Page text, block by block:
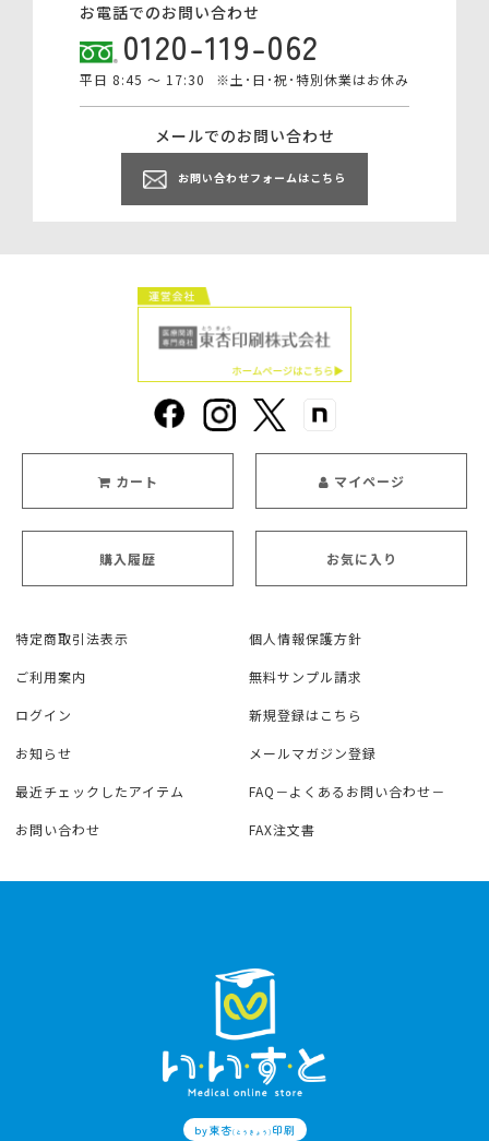
お電話でのお問い合わせ
0120-119-062
平日 8:45 ～ 17:30 ※土･日･祝･特別休業はお休み
メールでのお問い合わせ
お問い合わせフォームはこちら
カート マイページ
購入履歴 お気に入り
特定商取引法表示 個人情報保護方針
ご利用案内 無料サンプル請求
ログイン 新規登録はこちら
お知らせ メールマガジン登録
最近チェックしたアイテム FAQ－よくあるお問い合わせ－
お問い合わせ FAX注文書
by東杏(とうきょう) 印刷